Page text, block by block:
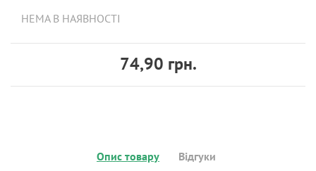
НЕМА В НАЯВНОСТІ
74,90 грн.
Опис товару Відгуки